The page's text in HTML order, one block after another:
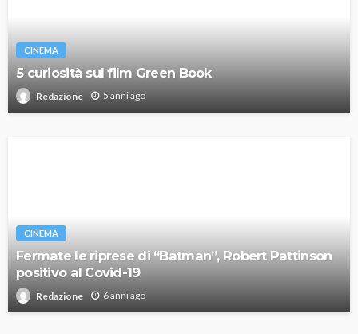
CINEMA
5 curiosità sul film Green Book
Redazione 5 anni ago
CINEMA
Fermate le riprese di “Batman”, Robert Pattinson
positivo al Covid-19
Redazione 6 anni ago